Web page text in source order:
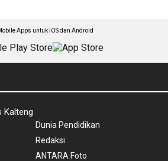
Apps untuk iOS dan Android
Kalteng
Dunia Pendidikan
Redaksi
ANTARA Foto